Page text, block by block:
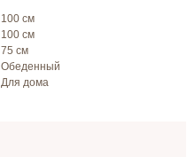
100 см
100 см
75 см
Обеденный
Для дома